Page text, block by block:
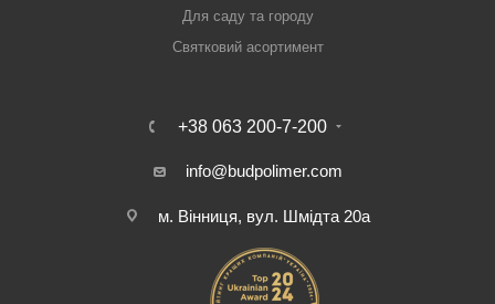
Для саду та городу
Святковий асортимент
+38 063 200-7-200
info@budpolimer.com
м. Вінниця, вул. Шмідта 20а